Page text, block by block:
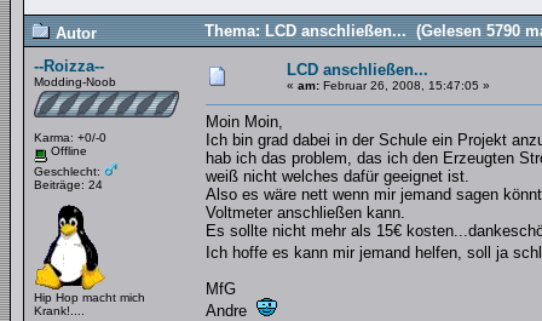
Autor
Thema: LCD anschließen... (Gelesen 5790
--Roizza--
Modding-Noob
Karma: +0/-0
Offline
Geschlecht:
Beiträge: 24
Hip Hop macht mich
Krank!....
LCD anschließen...
« am: Februar 26, 2008, 15:47:05 »
Moin Moin,
Ich bin grad dabei in der Schule ein Projekt
hab ich das problem, das ich den Erzeugten
weiß nicht welches dafür geeignet ist.
Also es wäre nett wenn mir jemand sagen
Voltmeter anschließen kann.
Es sollte nicht mehr als 15€
Ich hoffe es kann mir jemand helfen, soll ja
MfG
Andre